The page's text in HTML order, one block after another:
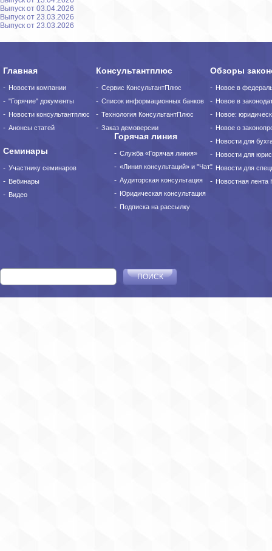
Выпуск от 03.04.2026
Выпуск от 23.03.2026
Выпуск от 23.03.2026
Главная
Новости компании
"Горячие" документы
Новости консультантплюс
Анонсы статей
Консультантплюс
Сервис КонсультантПлюс
Список информационных банков
Технология КонсультантПлюс
Заказ демоверсии
Обзоры
Новое в
Новое в
Новое:
Новое о
Новости для
Новости для
Новости для
Новостная лента
Горячая линия
Служба «Горячая линия»
«Линия консультаций» и "Чат"
Аудиторская консультация
Юридическая консультация
Подписка на рассылку
Семинары
Участнику семинаров
Вебинары
Видео